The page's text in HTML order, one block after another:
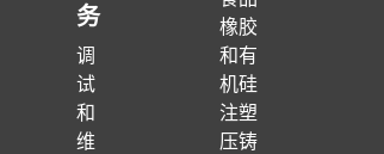
务
调
试
和
维
橡胶
和有
机硅
注塑
压铸